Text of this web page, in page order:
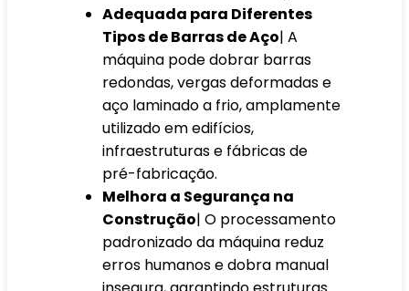
Adequada para Diferentes
Tipos de Barras de Aço| A
máquina pode dobrar barras
redondas, vergas deformadas e
aço laminado a frio, amplamente
utilizado em edifícios,
infraestruturas e fábricas de
pré-fabricação.
Melhora a Segurança na
Construção| O processamento
padronizado da máquina reduz
erros humanos e dobra manual